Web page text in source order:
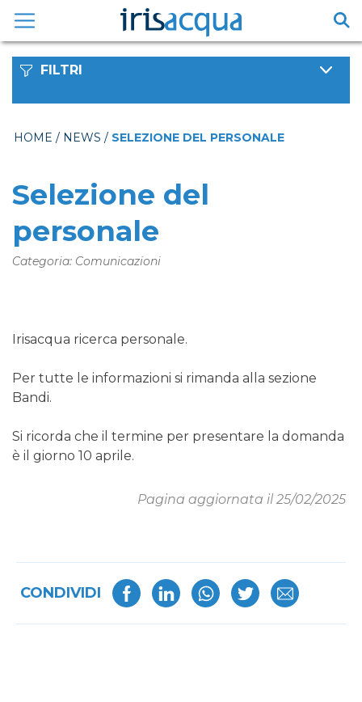
contenuto
FILTRI
HOME / NEWS / SELEZIONE DEL PERSONALE
Selezione del
personale
Categoria: Comunicazioni
Irisacqua ricerca personale.
Per tutte le informazioni si rimanda alla sezione
Bandi.
Si ricorda che il termine per presentare la domanda
è il giorno 10 aprile.
Pagina aggiornata il 25/02/2025
CONDIVIDI